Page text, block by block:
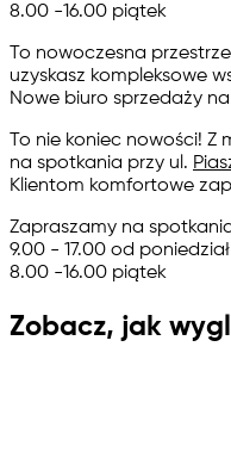
8.00 -16.00 piątek
To nowoczesna
uzyskasz kompleksowe
Nowe biuro sprzedaży
To nie koniec nowości!
na spotkania przy ul.
Klientom komfortowe
Zapraszamy na
9.00 - 17.00 od
8.00 -16.00 piątek
Zobacz, jak